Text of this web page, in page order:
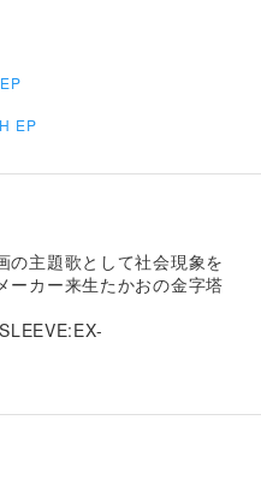
EP
の主題歌として社会現象を
ーカー来生たかおの金字塔